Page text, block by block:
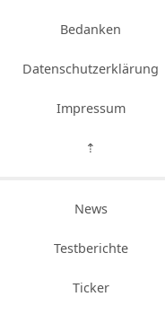
Bedanken
Datenschutzerklärung
Impressum
⇡
News
Testberichte
Ticker